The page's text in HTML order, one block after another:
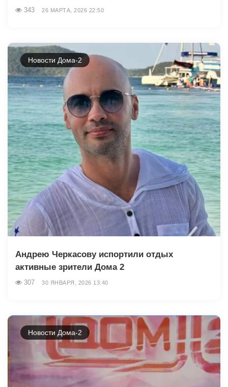
343 26 МАРТА, 2026 22:50
Новости Дома-2
Андрею Черкасову испортили отдых
активные зрители Дома 2
307 30 ЯНВАРЯ, 2026 13:40
Новости Дома-2